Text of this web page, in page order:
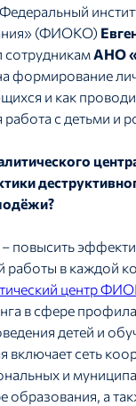
(ФИОКО)
сотрудникамАНО
формирование
и как
с детьми и
повысить
работы в каждой
центр
в сфере
детей и
включает сеть
и
образования, а